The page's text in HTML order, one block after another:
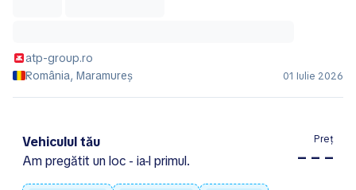
atp-group.ro
România, Maramureș
01 Iulie 2026
Vehiculul tău
Am pregătit un loc - ia-l primul.
Preț
– – –